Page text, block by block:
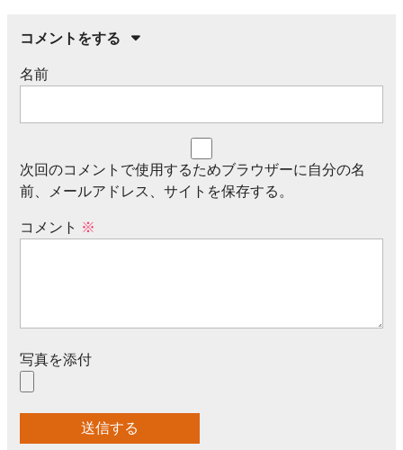
コメントをする
名前
次回のコメントで使用するためブラウザーに自分の名
前、メールアドレス、サイトを保存する。
コメント ※
写真を添付